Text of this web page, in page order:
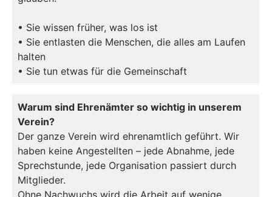
• Sie wissen früher, was los ist
• Sie entlasten die Menschen, die alles am Laufen
halten
• Sie tun etwas für die Gemeinschaft
Warum sind Ehrenämter so wichtig in unserem
Verein?
Der ganze Verein wird ehrenamtlich geführt. Wir
haben keine Angestellten – jede Abnahme, jede
Sprechstunde, jede Organisation passiert durch
Mitglieder.
Ohne Nachwuchs wird die Arbeit auf wenige